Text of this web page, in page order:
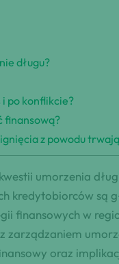
długu?
po konflikcie?
finansową?
z powodu
umorzenia
kredytobiorców są
finansowych w
zarządzaniem
oraz